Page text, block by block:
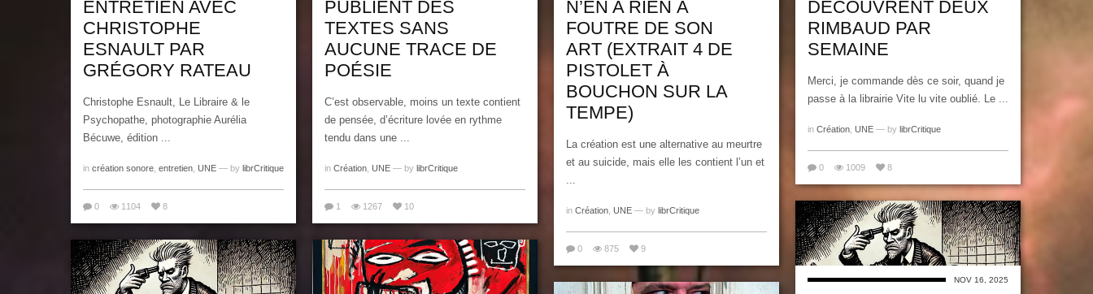
ENTRETIEN AVEC
CHRISTOPHE
ESNAULT PAR
GRÉGORY RATEAU
Christophe Esnault, Le Libraire & le
Psychopathe, photographie Aurélia
Bécuwe, édition ...
in création sonore entretien UNE — by librCritique
0 1104 8
PUBLIENT DES
TEXTES SANS
AUCUNE TRACE DE
POÉSIE
C’est observable, moins un texte contient
de pensée, d’écriture lovée en rythme
tendu dans une ...
in Création UNE — by librCritique
1 1267 10
N’EN A RIEN À
FOUTRE DE SON
ART (EXTRAIT 4 DE
PISTOLET À
BOUCHON SUR LA
TEMPE)
La création est une alternative au meurtre
et au suicide, mais elle les contient l’un et
in Création UNE — by librCritique
0 875 9
DÉCOUVRENT DEUX
RIMBAUD PAR
SEMAINE
Merci, je commande dès ce soir, quand je
passe à la librairie Vite lu vite oublié. Le ...
in Création UNE — by librCritique
0 1009 8
NOV 16, 2025